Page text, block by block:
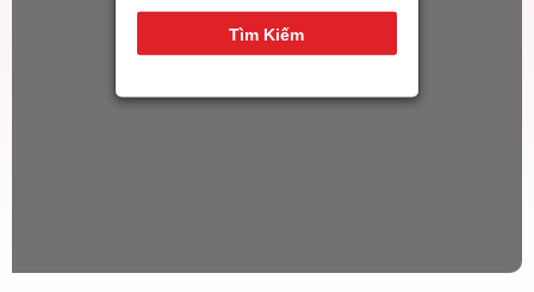
14
Tìm Kiếm